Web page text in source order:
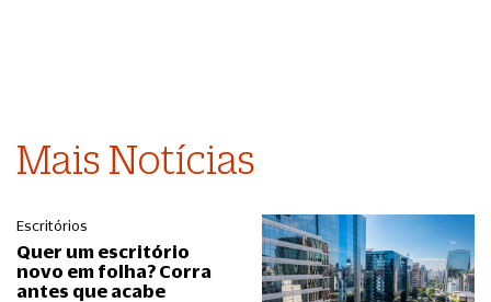
Mais Notícias
Escritórios
Quer um escritório
novo em folha? Corra
antes que acabe